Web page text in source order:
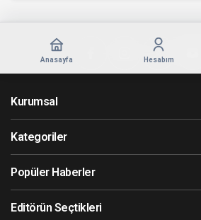
Anasayfa Hesabım
Kurumsal
Kategoriler
Popüler Haberler
Editörün Seçtikleri